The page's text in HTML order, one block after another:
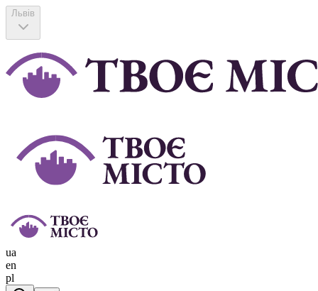
Львів
ua
en
pl